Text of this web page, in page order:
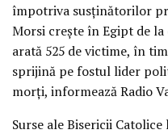
împotriva susţinătorilor
Morsi creşte în Egipt de
arată 525 de victime, în
sprijină pe fostul lider
morţi, informează Radio
Surse ale Bisericii